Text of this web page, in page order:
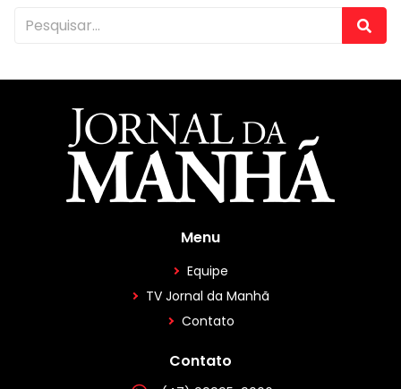
Menu
Equipe
TV Jornal da Manhã
Contato
Contato